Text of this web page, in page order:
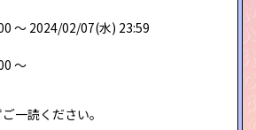
〜 2024/02/07(水) 23:59
〜
一読ください。